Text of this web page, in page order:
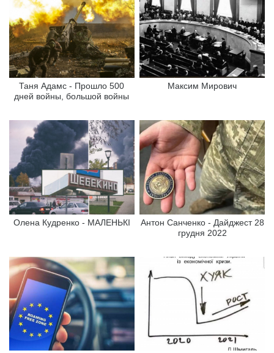
Таня Адамс - Прошло 500
дней войны, большой войны
Максим Мирович
Олена Кудренко - МАЛЕНЬКІ
Антон Санченко - Дайджест 28
грудня 2022